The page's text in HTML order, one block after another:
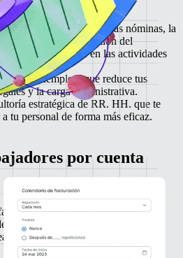
de RR. HH., incluidas las nóminas, la
prestaciones y la gestión del
para centrarte en las actividades
de pluriempleo, que reduce tus
y la carga administrativa.
estratégica de RR. HH. que te
tu personal de forma más eficaz.
por cuenta
y los pagos, y garantiza el
Hacienda que protegen contra los